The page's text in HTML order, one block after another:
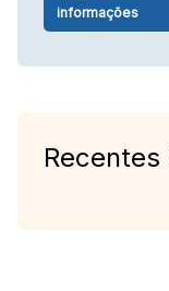
informações
Recentes